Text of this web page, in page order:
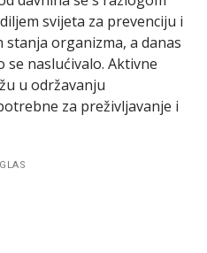
svijeta za prevenciju i
organizma, a danas
naslućivalo. Aktivne
u održavanju
za preživljavanje i